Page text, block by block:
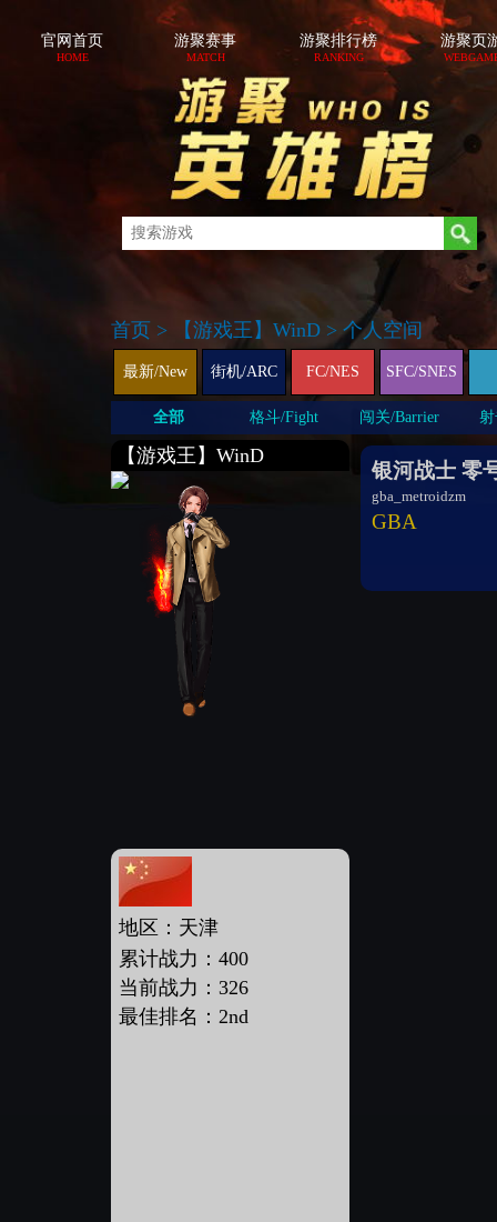
官网首页
HOME
游聚赛事
MATCH
游聚排行榜
RANKING
游聚页
首页 > 【游戏王】WinD > 个人空间
最新/New 街机/ARC FC/NES SFC/SNES
全部 格斗/Fight 闯关/Barrier 射
【游戏王】WinD
地区：天津
累计战力：400
当前战力：326
最佳排名：2nd
银河战士 零
gba_metroidzm
GBA